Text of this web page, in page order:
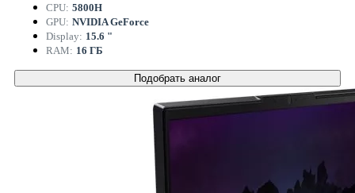
CPU: 5800H
GPU: NVIDIA GeForce
Display: 15.6 "
RAM: 16 ГБ
Подобрать аналог